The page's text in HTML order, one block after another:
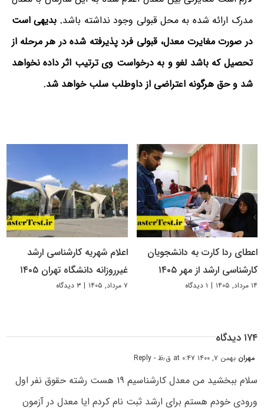
مدرک ارائه شده به محل قبولی وجود نداشته باشد. بدیهی است
در صورت مغایرت معدل، قبولی فرد پذیرفته شده در هر مرحله از
تحصیل که باشد لغو و به درخواست وی ترتیب اثر داده نخواهد
شد و حق هرگونه اعتراضی از داوطلب سلب خواهد شد.
اعطای ردا کارت به دانشجویان
کارشناسی ارشد از مهر ۱۴۰۵
۱۴ مرداد, ۱۴۰۵ | ۱ دیدگاه
اعلام شهریه کارشناسی ارشد
غیرروزانه دانشگاه تهران ۱۴۰۵
۷ مرداد, ۱۴۰۵ | ۳ دیدگاه
۱۷۴ دیدگاه
مهران بهمن ۷, ۱۴۰۰ at ۰:۴۷ ق٫ظ - Reply
سلام ببخشید من معدل کارشناسیم ۱۹ هست رشته حقوق نفر اول
ورودی خودم هستم برای ارشد ثبت نام کردم ایا معدل در آزمون